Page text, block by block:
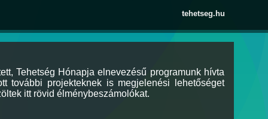
tehetseg.hu
Tehetség Hónapja elnevezésű programunk hívta
további projekteknek is megjelenési lehetőséget
itt rövid élménybeszámolókat.